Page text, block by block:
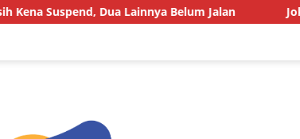
Dua Lainnya Belum Jalan Joki BBM Subsidi